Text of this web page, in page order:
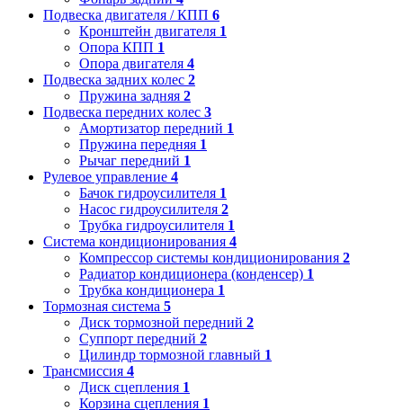
Подвеска двигателя / КПП 6
Кронштейн двигателя 1
Опора КПП 1
Опора двигателя 4
Подвеска задних колес 2
Пружина задняя 2
Подвеска передних колес 3
Амортизатор передний 1
Пружина передняя 1
Рычаг передний 1
Рулевое управление 4
Бачок гидроусилителя 1
Насос гидроусилителя 2
Трубка гидроусилителя 1
Система кондиционирования 4
Компрессор системы кондиционирования 2
Радиатор кондиционера (конденсер) 1
Трубка кондиционера 1
Тормозная система 5
Диск тормозной передний 2
Суппорт передний 2
Цилиндр тормозной главный 1
Трансмиссия 4
Диск сцепления 1
Корзина сцепления 1